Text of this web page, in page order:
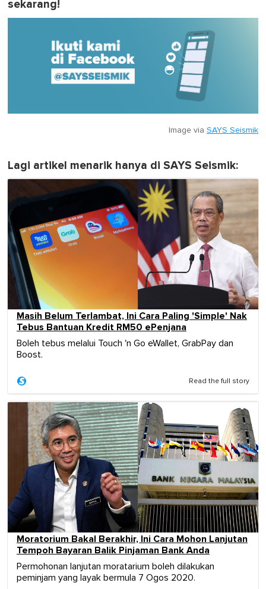
sekarang!
Image via SAYS Seismik
Lagi artikel menarik hanya di SAYS Seismik:
Masih Belum Terlambat, Ini Cara Paling 'Simple' Nak
Tebus Bantuan Kredit RM50 ePenjana
Boleh tebus melalui Touch 'n Go eWallet, GrabPay dan
Boost.
Read the full story
Moratorium Bakal Berakhir, Ini Cara Mohon Lanjutan
Tempoh Bayaran Balik Pinjaman Bank Anda
Permohonan lanjutan moratarium boleh dilakukan
peminjam yang layak bermula 7 Ogos 2020.